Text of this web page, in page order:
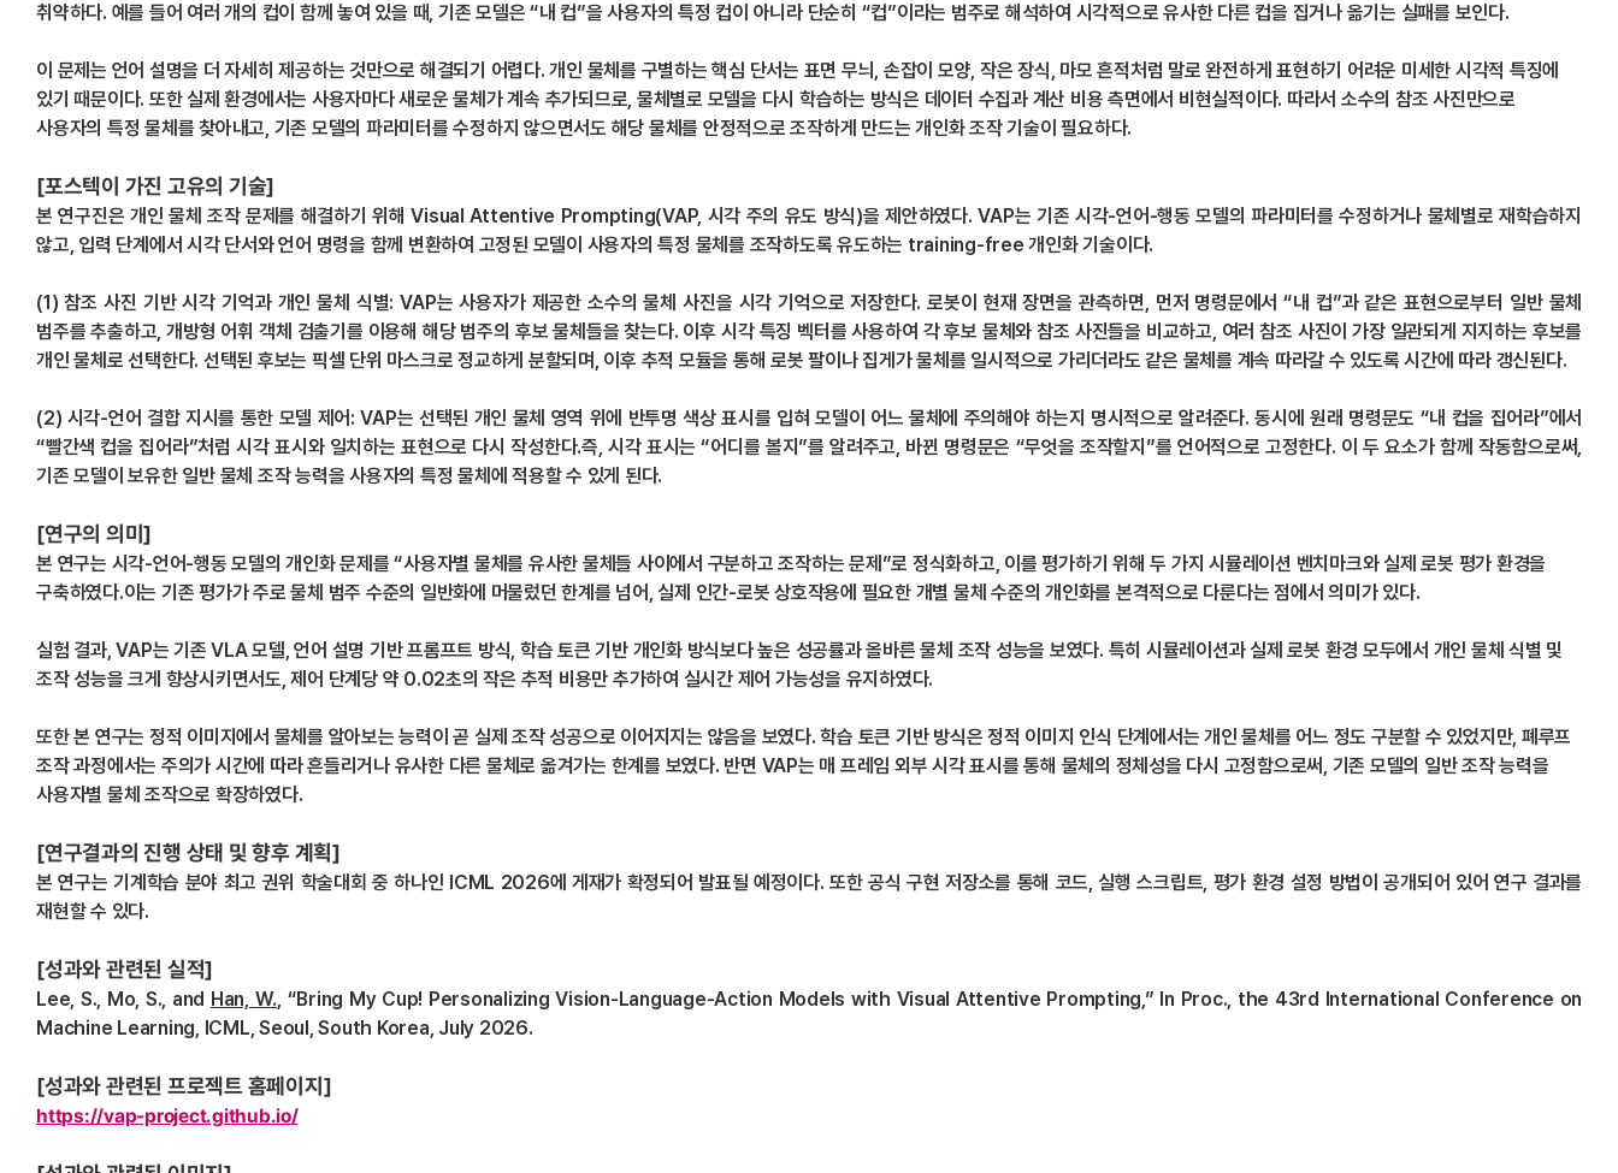
취약하다. 예를 들어 여러 개의 컵이 함께 놓여 있을 때, 기존 모델은 “내 컵”을 사용자의 특정 컵이 아니라 단순히 “컵”이라는 범주로 해석하여 시각적으로 유사한 다른 컵을 집거나 옮기는 실패를 보인다.
이 문제는 언어 설명을 더 자세히 제공하는 것만으로 해결되기 어렵다. 개인 물체를 구별하는 핵심 단서는 표면 무늬, 손잡이 모양, 작은 장식, 마모 흔적처럼 말로 완전하게 표현하기 어려운 미세한 시각적 특징에
있기 때문이다. 또한 실제 환경에서는 사용자마다 새로운 물체가 계속 추가되므로, 물체별로 모델을 다시 학습하는 방식은 데이터 수집과 계산 비용 측면에서 비현실적이다. 따라서 소수의 참조 사진만으로
사용자의 특정 물체를 찾아내고, 기존 모델의 파라미터를 수정하지 않으면서도 해당 물체를 안정적으로 조작하게 만드는 개인화 조작 기술이 필요하다.
[포스텍이 가진 고유의 기술]
본 연구진은 개인 물체 조작 문제를 해결하기 위해 Visual Attentive Prompting(VAP, 시각 주의 유도 방식)을 제안하였다. VAP는 기존 시각-언어-행동 모델의 파라미터를 수정하거나 물체별로 재학습하지
않고, 입력 단계에서 시각 단서와 언어 명령을 함께 변환하여 고정된 모델이 사용자의 특정 물체를 조작하도록 유도하는 training-free 개인화 기술이다.
(1) 참조 사진 기반 시각 기억과 개인 물체 식별: VAP는 사용자가 제공한 소수의 물체 사진을 시각 기억으로 저장한다. 로봇이 현재 장면을 관측하면, 먼저 명령문에서 “내 컵”과 같은 표현으로부터 일반 물체
범주를 추출하고, 개방형 어휘 객체 검출기를 이용해 해당 범주의 후보 물체들을 찾는다. 이후 시각 특징 벡터를 사용하여 각 후보 물체와 참조 사진들을 비교하고, 여러 참조 사진이 가장 일관되게 지지하는 후보를
개인 물체로 선택한다. 선택된 후보는 픽셀 단위 마스크로 정교하게 분할되며, 이후 추적 모듈을 통해 로봇 팔이나 집게가 물체를 일시적으로 가리더라도 같은 물체를 계속 따라갈 수 있도록 시간에 따라 갱신된다.
(2) 시각-언어 결합 지시를 통한 모델 제어: VAP는 선택된 개인 물체 영역 위에 반투명 색상 표시를 입혀 모델이 어느 물체에 주의해야 하는지 명시적으로 알려준다. 동시에 원래 명령문도 “내 컵을 집어라”에서
“빨간색 컵을 집어라”처럼 시각 표시와 일치하는 표현으로 다시 작성한다.즉, 시각 표시는 “어디를 볼지”를 알려주고, 바뀐 명령문은 “무엇을 조작할지”를 언어적으로 고정한다. 이 두 요소가 함께 작동함으로써,
기존 모델이 보유한 일반 물체 조작 능력을 사용자의 특정 물체에 적용할 수 있게 된다.
[연구의 의미]
본 연구는 시각-언어-행동 모델의 개인화 문제를 “사용자별 물체를 유사한 물체들 사이에서 구분하고 조작하는 문제”로 정식화하고, 이를 평가하기 위해 두 가지 시뮬레이션 벤치마크와 실제 로봇 평가 환경을
구축하였다.이는 기존 평가가 주로 물체 범주 수준의 일반화에 머물렀던 한계를 넘어, 실제 인간-로봇 상호작용에 필요한 개별 물체 수준의 개인화를 본격적으로 다룬다는 점에서 의미가 있다.
실험 결과, VAP는 기존 VLA 모델, 언어 설명 기반 프롬프트 방식, 학습 토큰 기반 개인화 방식보다 높은 성공률과 올바른 물체 조작 성능을 보였다. 특히 시뮬레이션과 실제 로봇 환경 모두에서 개인 물체 식별 및
조작 성능을 크게 향상시키면서도, 제어 단계당 약 0.02초의 작은 추적 비용만 추가하여 실시간 제어 가능성을 유지하였다.
또한 본 연구는 정적 이미지에서 물체를 알아보는 능력이 곧 실제 조작 성공으로 이어지지는 않음을 보였다. 학습 토큰 기반 방식은 정적 이미지 인식 단계에서는 개인 물체를 어느 정도 구분할 수 있었지만, 폐루프
조작 과정에서는 주의가 시간에 따라 흔들리거나 유사한 다른 물체로 옮겨가는 한계를 보였다. 반면 VAP는 매 프레임 외부 시각 표시를 통해 물체의 정체성을 다시 고정함으로써, 기존 모델의 일반 조작 능력을
사용자별 물체 조작으로 확장하였다.
[연구결과의 진행 상태 및 향후 계획]
본 연구는 기계학습 분야 최고 권위 학술대회 중 하나인 ICML 2026에 게재가 확정되어 발표될 예정이다. 또한 공식 구현 저장소를 통해 코드, 실행 스크립트, 평가 환경 설정 방법이 공개되어 있어 연구 결과를
재현할 수 있다.
[성과와 관련된 실적]
Lee, S., Mo, S., and Han, W., “Bring My Cup! Personalizing Vision-Language-Action Models with Visual Attentive Prompting,” In Proc., the 43rd International Conference on
Machine Learning, ICML, Seoul, South Korea, July 2026.
[성과와 관련된 프로젝트 홈페이지]
https://vap-project.github.io/